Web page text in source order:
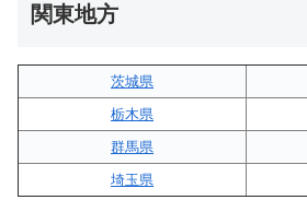
関東地方
茨城県
栃木県
群馬県
埼玉県